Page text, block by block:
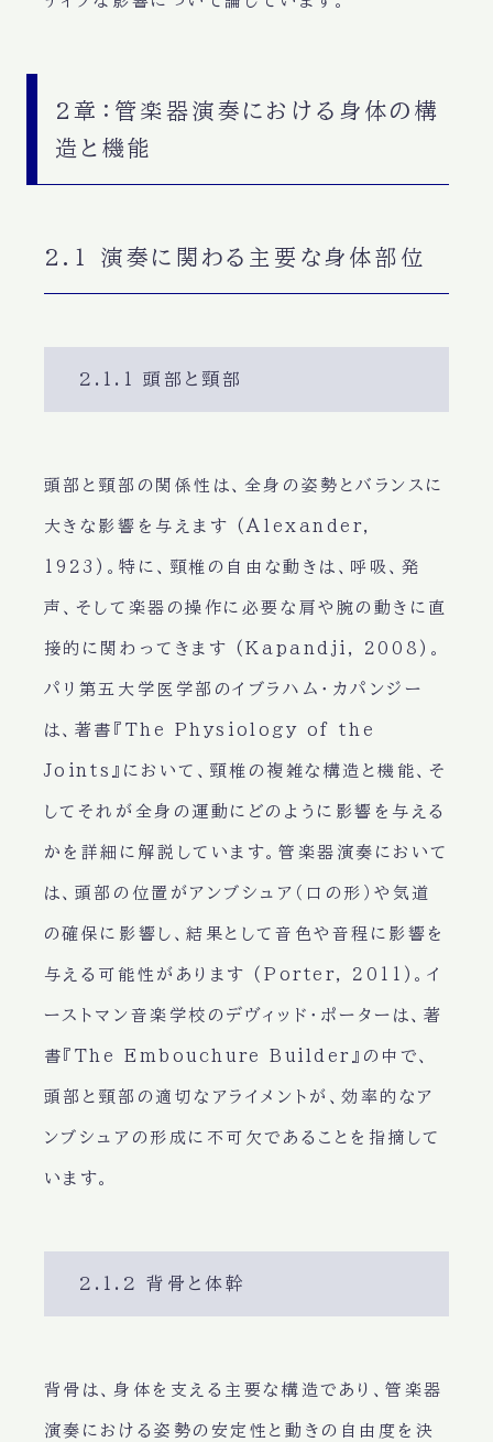
2章：管楽器演奏における身体の構
造と機能
2.1 演奏に関わる主要な身体部位
2.1.1 頭部と頸部
頭部と頸部の関係性は、全身の姿勢とバランスに
大きな影響を与えます (Alexander,
1923)。特に、頸椎の自由な動きは、呼吸、発
声、そして楽器の操作に必要な肩や腕の動きに直
接的に関わってきます (Kapandji, 2008)。
パリ第五大学医学部のイブラハム・カパンジー
は、著書『The Physiology of the
Joints』において、頸椎の複雑な構造と機能、そ
してそれが全身の運動にどのように影響を与える
かを詳細に解説しています。管楽器演奏において
は、頭部の位置がアンブシュア（口の形）や気道
の確保に影響し、結果として音色や音程に影響を
与える可能性があります (Porter, 2011)。イ
ーストマン音楽学校のデヴィッド・ポーターは、著
書『The Embouchure Builder』の中で、
頭部と頸部の適切なアライメントが、効率的なア
ンブシュアの形成に不可欠であることを指摘して
います。
2.1.2 背骨と体幹
背骨は、身体を支える主要な構造であり、管楽器
演奏における姿勢の安定性と動きの自由度を決